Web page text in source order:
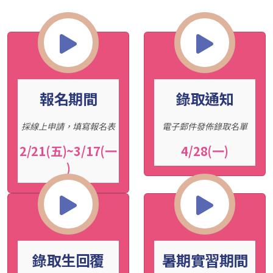
報名期間
採線上申請，填寫報名表
2/21(五)~3/17(一
)
錄取通知
電子郵件發佈錄取名單
4/28(一)
錄取生回覆 暑期實習期間